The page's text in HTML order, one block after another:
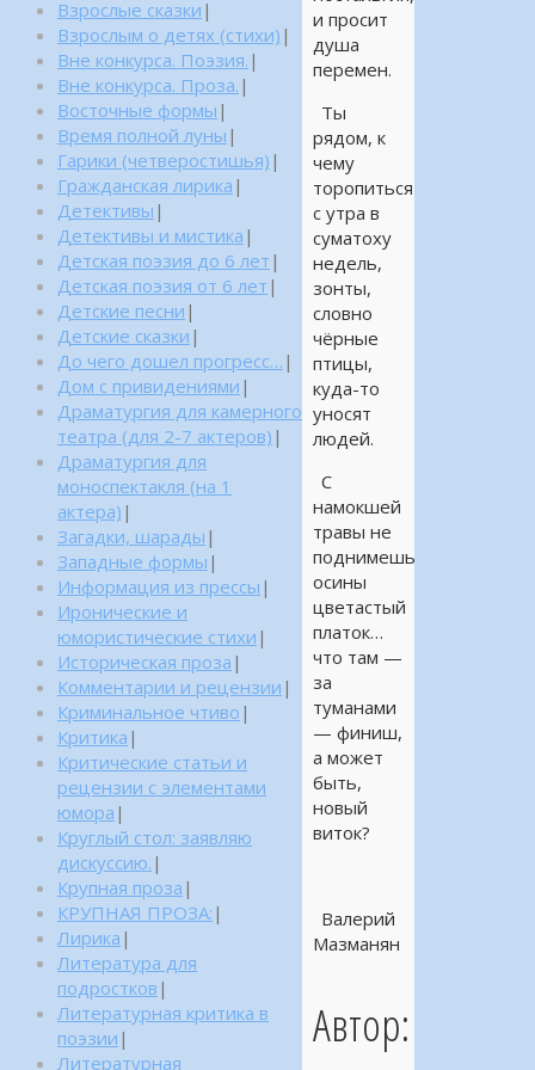
и просит
душа
перемен.
Ты
рядом, к
чему
торопиться
с утра в
суматоху
недель,
зонты,
словно
чёрные
птицы,
куда-то
уносят
людей.
С
намокшей
травы не
поднимешь
осины
цветастый
платок…
что там —
за
туманами
— финиш,
а может
быть,
новый
виток?
Валерий
Мазманян
Автор:
Взрослые сказки |
Взрослым о детях (стихи) |
Вне конкурса. Поэзия. |
Вне конкурса. Проза. |
Восточные формы |
Время полной луны |
Гарики (четверостишья) |
Гражданская лирика |
Детективы |
Детективы и мистика |
Детская поэзия до 6 лет |
Детская поэзия от 6 лет |
Детские песни |
Детские сказки |
До чего дошел прогресс… |
Дом с привидениями |
Драматургия для камерного
театра (для 2-7 актеров) |
Драматургия для
моноспектакля (на 1
актера) |
Загадки, шарады |
Западные формы |
Информация из прессы |
Иронические и
юмористические стихи |
Историческая проза |
Комментарии и рецензии |
Криминальное чтиво |
Критика |
Критические статьи и
рецензии с элементами
юмора |
Круглый стол: заявляю
дискуссию. |
Крупная проза |
КРУПНАЯ ПРОЗА: |
Лирика |
Литература для
подростков |
Литературная критика в
поэзии |
Литературная